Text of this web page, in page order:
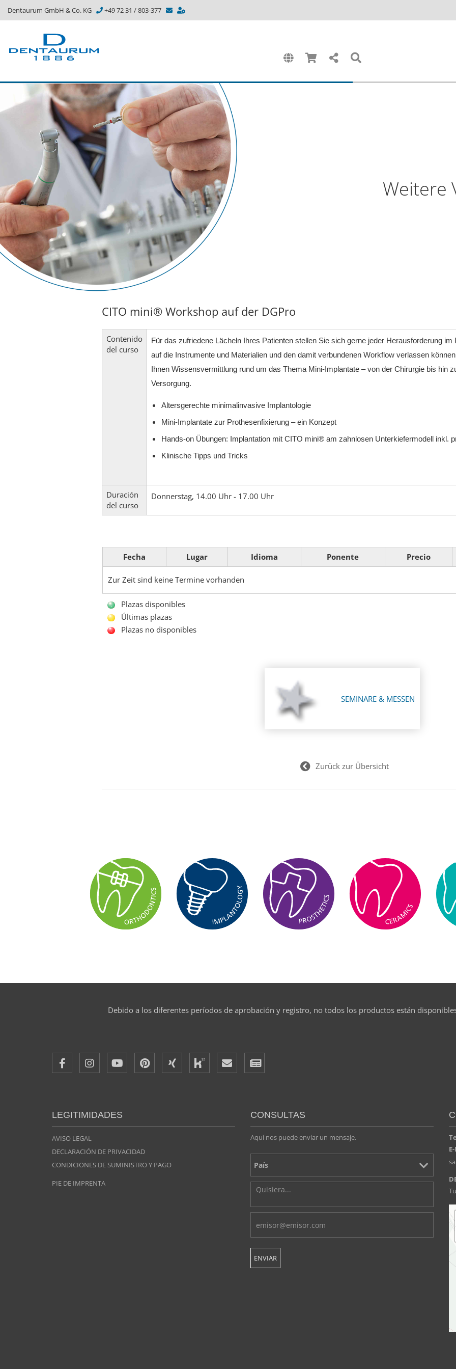
Dentaurum GmbH & Co. KG +49 72 31 / 803-377
Weitere
CITO mini® Workshop auf der DGPro
Contenido
del curso
Für das zufriedene Lächeln Ihres Patienten stellen Sie sich gerne jeder Herausforderung im
auf die Instrumente und Materialien und den damit verbundenen Workflow verlassen
Ihnen Wissensvermittlung rund um das Thema Mini-Implantate – von der Chirurgie bis hin
Versorgung.
Altersgerechte minimalinvasive Implantologie
Mini-Implantate zur Prothesenfixierung – ein Konzept
Hands-on Übungen: Implantation mit CITO mini® am zahnlosen Unterkiefermodell inkl.
Klinische Tipps und Tricks
Duración
del curso
Donnerstag, 14.00 Uhr - 17.00 Uhr
Fecha Lugar Idioma Ponente Precio
Zur Zeit sind keine Termine vorhanden
Plazas disponibles
Últimas plazas
Plazas no disponibles
SEMINARE & MESSEN
Zurück zur Übersicht
Debido a los diferentes períodos de aprobación y registro, no todos los productos están
LEGITIMIDADES
AVISO LEGAL
DECLARACIÓN DE PRIVACIDAD
CONDICIONES DE SUMINISTRO Y PAGO
PIE DE IMPRENTA
CONSULTAS
Aquí nos puede enviar un mensaje.